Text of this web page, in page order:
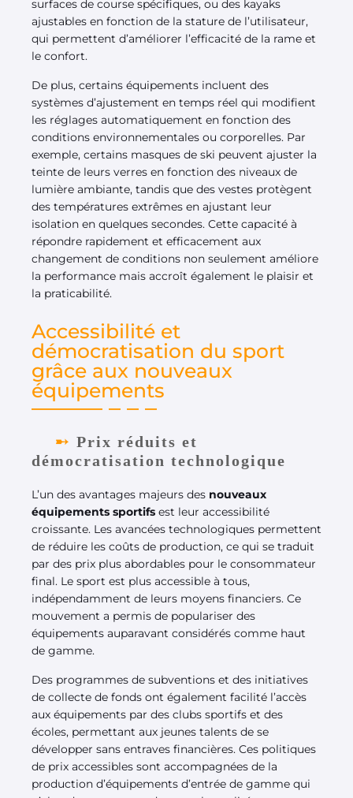
surfaces de course spécifiques, ou des kayaks
ajustables en fonction de la stature de l’utilisateur,
qui permettent d’améliorer l’efficacité de la rame et
le confort.
De plus, certains équipements incluent des
systèmes d’ajustement en temps réel qui modifient
les réglages automatiquement en fonction des
conditions environnementales ou corporelles. Par
exemple, certains masques de ski peuvent ajuster la
teinte de leurs verres en fonction des niveaux de
lumière ambiante, tandis que des vestes protègent
des températures extrêmes en ajustant leur
isolation en quelques secondes. Cette capacité à
répondre rapidement et efficacement aux
changement de conditions non seulement améliore
la performance mais accroît également le plaisir et
la praticabilité.
Accessibilité et
démocratisation du sport
grâce aux nouveaux
équipements
Prix réduits et
démocratisation technologique
L’un des avantages majeurs des nouveaux
équipements sportifs est leur accessibilité
croissante. Les avancées technologiques permettent
de réduire les coûts de production, ce qui se traduit
par des prix plus abordables pour le consommateur
final. Le sport est plus accessible à tous,
indépendamment de leurs moyens financiers. Ce
mouvement a permis de populariser des
équipements auparavant considérés comme haut
de gamme.
Des programmes de subventions et des initiatives
de collecte de fonds ont également facilité l’accès
aux équipements par des clubs sportifs et des
écoles, permettant aux jeunes talents de se
développer sans entraves financières. Ces politiques
de prix accessibles sont accompagnées de la
production d’équipements d’entrée de gamme qui